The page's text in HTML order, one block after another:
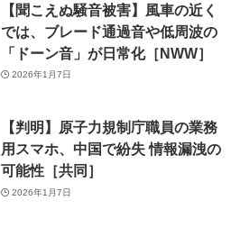
【聞こえぬ騒音被害】風車の近く
では、ブレード通過音や低周波の
「ドーン音」が日常化［NWW］
2026年1月7日
【判明】原子力規制庁職員の業務
用スマホ、中国で紛失 情報漏洩の
可能性［共同］
2026年1月7日